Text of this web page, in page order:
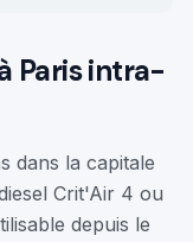
Paris intra-
dans la capitale
Crit'Air 4 ou
depuis le